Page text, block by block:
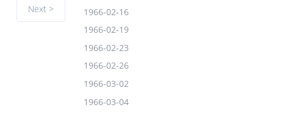
1966-02-16
1966-02-19
1966-02-23
1966-02-26
1966-03-02
1966-03-04
Next >